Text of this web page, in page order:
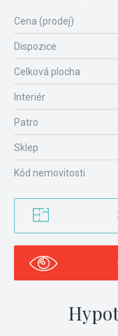
Cena (prodej)
Dispozice
Celková plocha
Interiér
Patro
Sklep
Kód nemovitosti